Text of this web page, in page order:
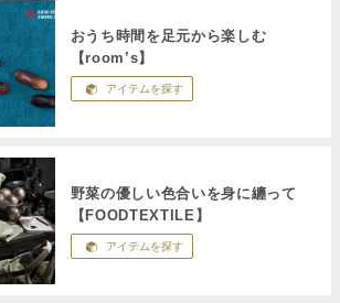
おうち時間を足元から楽しむ
【room’s】
アイテムを探す
野菜の優しい色合いを身に纏って
【FOODTEXTILE】
アイテムを探す